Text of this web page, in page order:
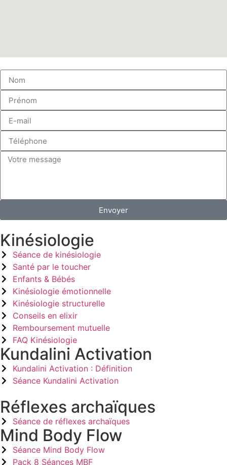
Envoyer
Kinésiologie
Séance de kinésiologie
Santé par le toucher
Enfants & Bébés
Kinésiologie émotionnelle
Kinésiologie structurelle
Conseils en elixir
Remboursement mutuelle
FAQ Kinésiologie
Kundalini Activation
Kundalini Activation : Définition
Séance Kundalini Activation
Réflexes archaïques
Séance de réflexes archaïques
Mind Body Flow
Séance Mind Body Flow
Pack 8 Séances MBF